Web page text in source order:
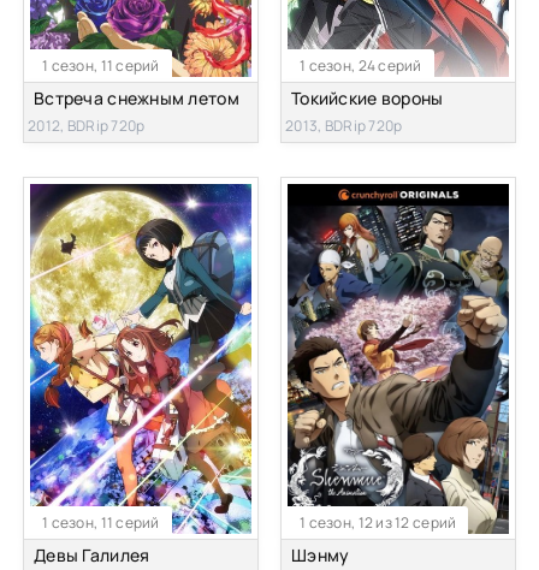
1 сезон, 11 серий
Встреча снежным летом
2012, BDRip 720p
1 сезон, 24 серий
Токийские вороны
2013, BDRip 720p
1 сезон, 11 серий
Девы Галилея
1 сезон, 12 из 12 серий
Шэнму